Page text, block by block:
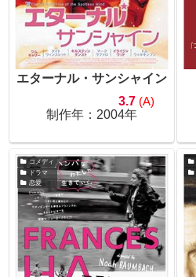
エターナル・サンシャイン
3.7 (A)
制作年：2004年
コメディ
ドラマ
恋愛